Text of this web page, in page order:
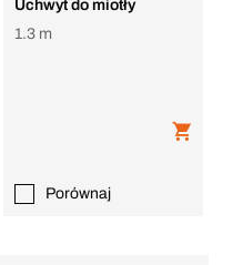
Uchwyt do miotły
1.3 m
Porównaj